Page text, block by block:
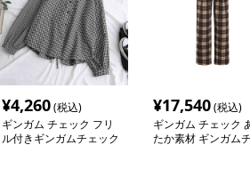
¥4,260(税込)
ギンガム チェック フリ
ル付きギンガムチェック
¥17,540(税込)
ギンガム チェック
たか素材 ギンガム